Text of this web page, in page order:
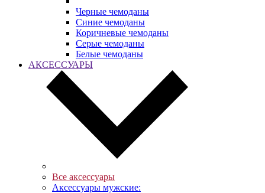
Черные чемоданы
Синие чемоданы
Коричневые чемоданы
Серые чемоданы
Белые чемоданы
АКСЕССУАРЫ
Все аксессуары
Аксессуары мужские: